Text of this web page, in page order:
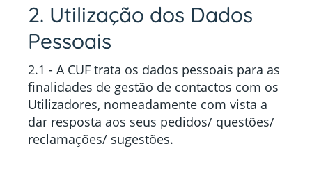
2. Utilização dos Dados
Pessoais
2.1 - A CUF trata os dados pessoais para as
finalidades de gestão de contactos com os
Utilizadores, nomeadamente com vista a
dar resposta aos seus pedidos/ questões/
reclamações/ sugestões.